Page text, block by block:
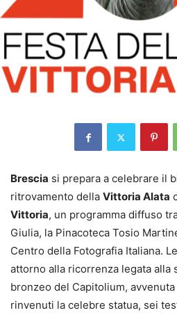
Brescia si prepara a celebrare il
ritrovamento della Vittoria Alata
Vittoria, un programma diffuso
Giulia, la Pinacoteca Tosio
Centro della Fotografia Italiana.
attorno alla ricorrenza legata alla
bronzeo del Capitolium,
rinvenuti la celebre statua, sei